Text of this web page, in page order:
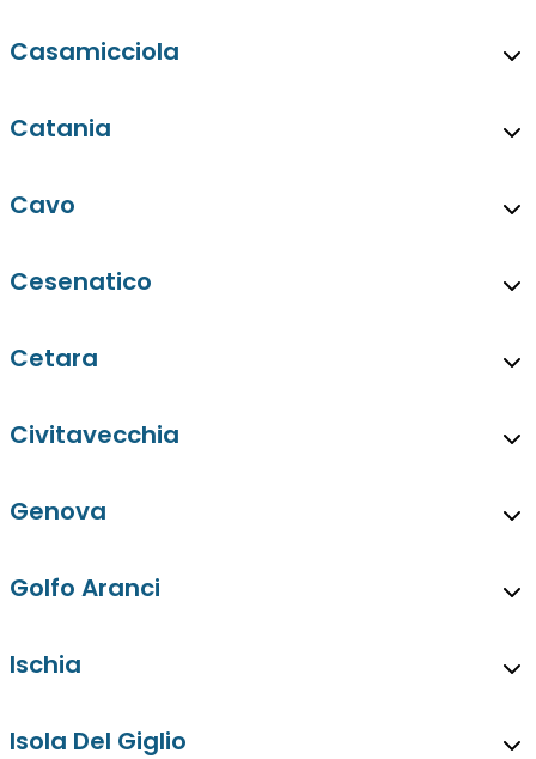
Casamicciola
Catania
Cavo
Cesenatico
Cetara
Civitavecchia
Genova
Golfo Aranci
Ischia
Isola Del Giglio